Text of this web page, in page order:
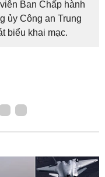
Ban Chấp hành
ủy Công an Trung
biểu khai mạc.